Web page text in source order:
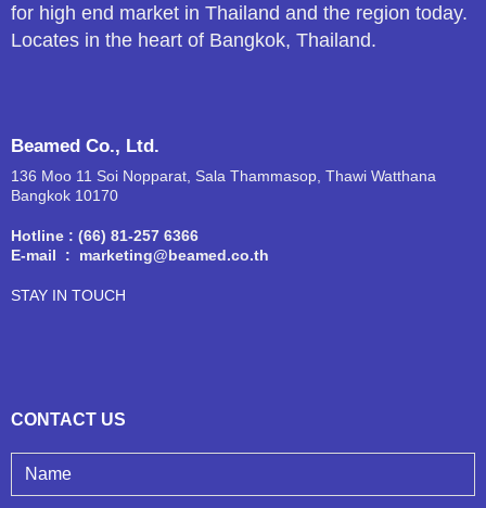
for high end market in Thailand and the region today.
Locates in the heart of Bangkok, Thailand.
Beamed Co., Ltd.
136 Moo 11 Soi Nopparat, Sala Thammasop, Thawi Watthana
Bangkok 10170
Hotline : (66) 81-257 6366
E-mail : marketing@beamed.co.th
STAY IN TOUCH
CONTACT US